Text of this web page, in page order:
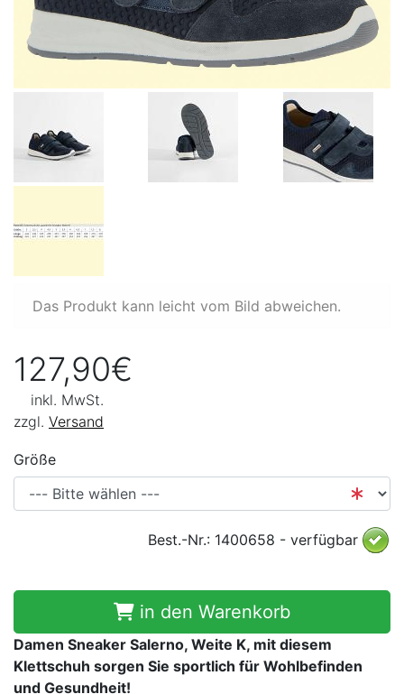
Das Produkt kann leicht vom Bild abweichen.
127,90€
inkl. MwSt.
zzgl. Versand
Größe
Best.-Nr.: 1400658 - verfügbar
in den Warenkorb
Damen Sneaker Salerno, Weite K, mit diesem
Klettschuh sorgen Sie sportlich für Wohlbefinden
und Gesundheit!